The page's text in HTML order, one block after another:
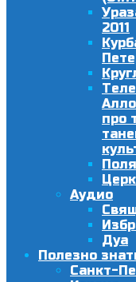
2011
про
Аудио
Дуа
Полезно
Санкт-